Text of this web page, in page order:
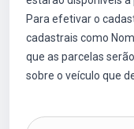
Para efetivar o
cadastrais como
que as parcelas
sobre o veículo que